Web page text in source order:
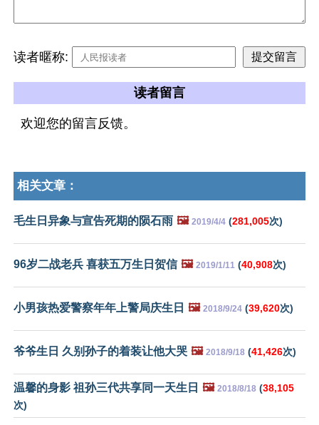
读者暱称:
读者留言
欢迎您的留言反馈。
相关文章：
毛生日异象与宣告死期的陨石雨 🖼️ 2019/4/4 (281,005次)
96岁二战老兵 喜获五万生日贺信 🖼️ 2019/1/11 (40,908次)
小男孩热爱警察年年上警局庆生日 🖼️ 2018/9/24 (39,620次)
爷爷生日 久别孙子的着装让他大哭 🖼️ 2018/9/18 (41,426次)
温馨的身影 祖孙三代共享同一天生日 🖼️ 2018/8/18 (38,105
次)